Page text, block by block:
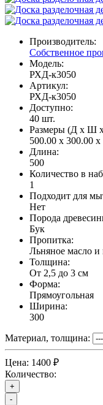
Производитель:
Собственное
Модель:
РХД-к3050
Артикул:
РХД-к3050
Доступно:
40 шт.
Размеры (Д x Ш
500.00 x 300.00
Длина:
500
Количество в
1
Подходит для
Нет
Порода
Бук
Пропитка:
Льняное масло
Толщина:
От 2,5 до 3 см
Форма:
Прямоугольная
Ширина:
300
Материал, толщина:
Цена: 1400 ₽
Количество:
+
-